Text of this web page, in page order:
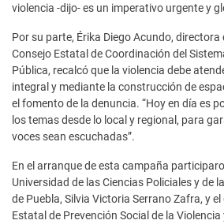
violencia -dijo- es un imperativo urgente y
Por su parte, Érika Diego Acundo, directora
Consejo Estatal de Coordinación del
Pública, recalcó que la violencia debe
integral y mediante la construcción de
el fomento de la denuncia. “Hoy en día es
los temas desde lo local y regional, para
voces sean escuchadas”.
En el arranque de esta campaña
Universidad de las Ciencias Policiales y de
de Puebla, Silvia Victoria Serrano Zafra, y
Estatal de Prevención Social de la